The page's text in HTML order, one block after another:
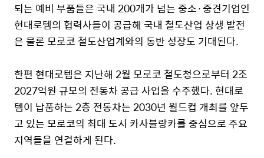
되는 예비 부품들은 국내 200개가 넘는 중소·중견기업인
현대로템의 협력사들이 공급해 국내 철도산업 상생 발전
은 물론 모로코 철도산업계와의 동반 성장도 기대된다.
한편 현대로템은 지난해 2월 모로코 철도청으로부터 2조
2027억원 규모의 전동차 공급 사업을 수주했다. 현대로
템이 납품하는2층 전동차는2030년 월드컵 개최를 앞두
고 있는 모로코의 최대 도시 카사블랑카를 중심으로 주요
지역들을 연결하게 된다.